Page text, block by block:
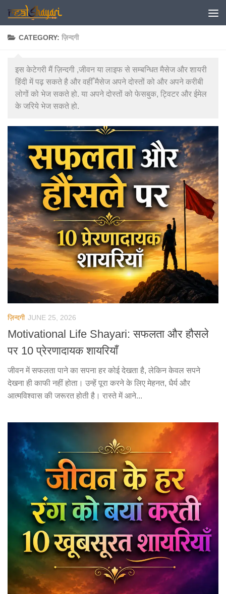
Skip to content
CATEGORY: ज़िन्दगी
इस केटेगरी मैं ज़िन्दगी ,जीवन या लाइफ से सम्बन्धित मैसेज और शायरी
हिंदी में पढ़ सकते है और वहीँ मैसेज अपने दोस्तों को और अपने करीबी
लोगों को भेज सकते हो. या अपने दोस्तों को फेसबुक, ट्विटर और ईमेल
के जरिये भेज सकते हो.
ज़िन्दगी JUNE 25, 2026
Motivational Life Shayari: सफलता और हौसले
पर 10 प्रेरणादायक शायरियाँ
जीवन में सफलता पाने का सपना हर कोई देखता है, लेकिन केवल सपने
देखना ही काफी नहीं होता। उन्हें पूरा करने के लिए मेहनत, धैर्य और
आत्मविश्वास की जरूरत होती है। रास्ते में आने...